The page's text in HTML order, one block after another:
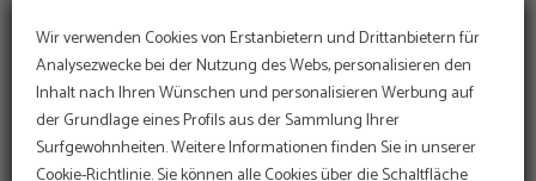
Wir verwenden Cookies von Erstanbietern und Drittanbietern für
Analysezwecke bei der Nutzung des Webs, personalisieren den
Inhalt nach Ihren Wünschen und personalisieren Werbung auf
der Grundlage eines Profils aus der Sammlung Ihrer
Surfgewohnheiten. Weitere Informationen finden Sie in unserer
ANGEBOT
Web-Rabatt
Im Hotel Sant Jordi